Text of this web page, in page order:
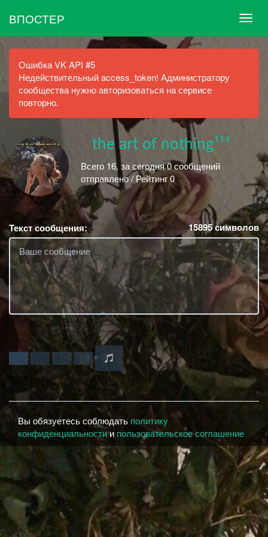
ВПОСТЕР
Ошибка VK API #5
Недействительный access_token! Администратору
сообщества нужно авторизоваться на сервисе
повторно.
⠀the art of nothing¹¹⁴
Всего 16, за сегодня 0 сообщений
отправлено / Рейтинг 0
Текст сообщения: 15895символов
Вы обязуетесь соблюдать политику
конфиденциальностии пользовательское соглашение